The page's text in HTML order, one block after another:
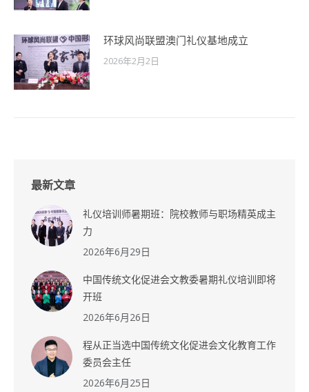
环球风尚联盟澳门礼仪基地成立
2026年2月2日
最新文章
礼仪培训师暑期班：院校教师与职场精英成主
力
2026年6月29日
中国传统文化促进会文教委暑期礼仪培训即将
开班
2026年6月26日
程从正当选中国传统文化促进会文化教育工作
委员会主任
2026年6月25日